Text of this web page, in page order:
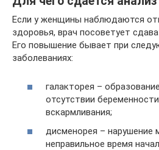
Если у женщины наблюдаются
здоровья, врач посоветует
Его повышение бывает при
заболеваниях:
галакторея –
отсутствии
вскармливания;
дисменорея – нарушение
неправильное время